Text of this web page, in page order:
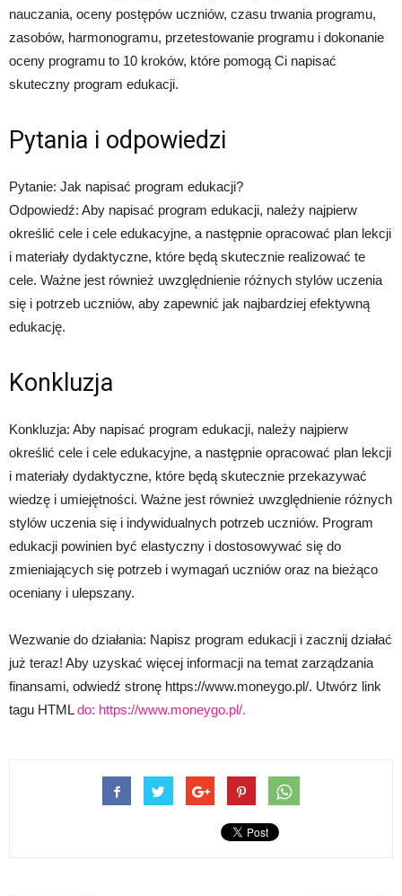
nauczania, oceny postępów uczniów, czasu trwania programu,
zasobów, harmonogramu, przetestowanie programu i dokonanie
oceny programu to 10 kroków, które pomogą Ci napisać
skuteczny program edukacji.
Pytania i odpowiedzi
Pytanie: Jak napisać program edukacji?
Odpowiedź: Aby napisać program edukacji, należy najpierw
określić cele i cele edukacyjne, a następnie opracować plan lekcji
i materiały dydaktyczne, które będą skutecznie realizować te
cele. Ważne jest również uwzględnienie różnych stylów uczenia
się i potrzeb uczniów, aby zapewnić jak najbardziej efektywną
edukację.
Konkluzja
Konkluzja: Aby napisać program edukacji, należy najpierw
określić cele i cele edukacyjne, a następnie opracować plan lekcji
i materiały dydaktyczne, które będą skutecznie przekazywać
wiedzę i umiejętności. Ważne jest również uwzględnienie różnych
stylów uczenia się i indywidualnych potrzeb uczniów. Program
edukacji powinien być elastyczny i dostosowywać się do
zmieniających się potrzeb i wymagań uczniów oraz na bieżąco
oceniany i ulepszany.
Wezwanie do działania: Napisz program edukacji i zacznij działać
już teraz! Aby uzyskać więcej informacji na temat zarządzania
finansami, odwiedź stronę https://www.moneygo.pl/. Utwórz link
tagu HTMLdo: https://www.moneygo.pl/.